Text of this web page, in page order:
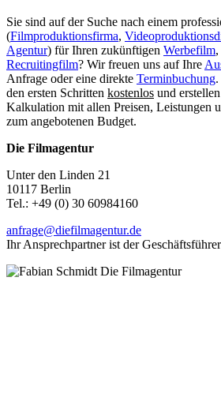
Sie sind auf der Suche nach einem
(Filmproduktionsfirma,
Agentur) für Ihren zukünftigen Werbefilm,
Recruitingfilm? Wir freuen uns auf Ihre
Anfrage oder eine direkte Terminbuchung
den ersten Schritten kostenlos und
Kalkulation mit allen Preisen, Leistungen
zum angebotenen Budget.
Die Filmagentur
Unter den Linden 21
10117 Berlin
Tel.: +49 (0) 30 60984160
anfrage@diefilmagentur.de
Ihr Ansprechpartner ist der